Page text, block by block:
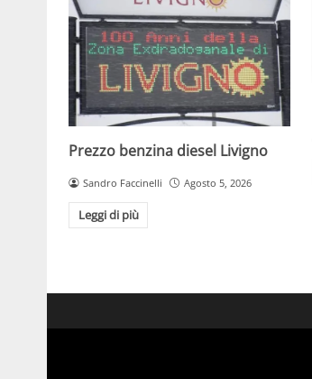
Prezzo benzina diesel Livigno
Sandro Faccinelli Agosto 5, 2026
Leggi di più